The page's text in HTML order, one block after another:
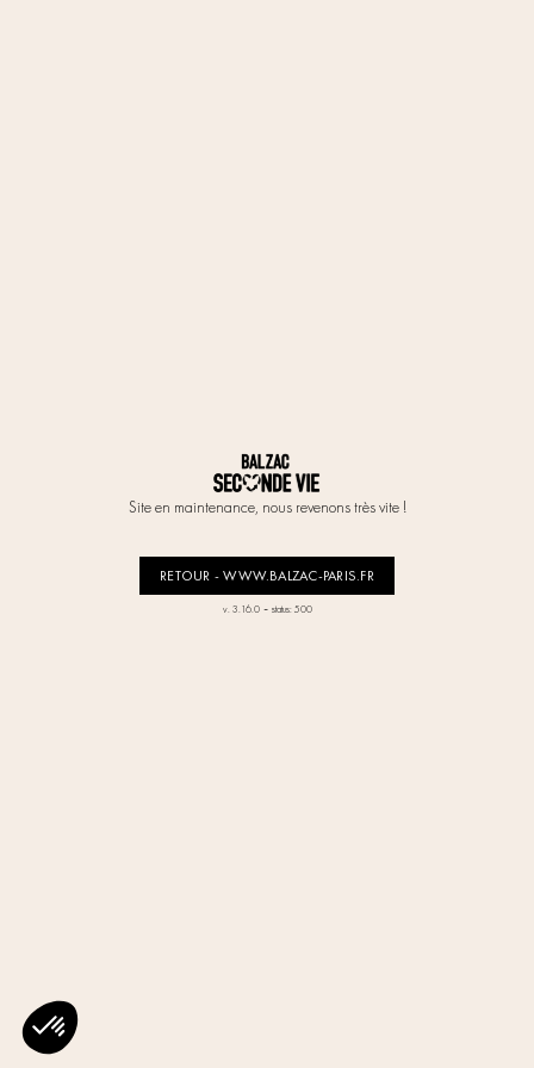
Site en maintenance, nous revenons très vite !
RETOUR - WWW.BALZAC-PARIS.FR
v. 3.16.0- status: 500